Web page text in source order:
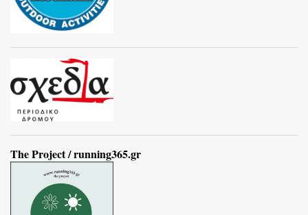
The Project / running365.gr